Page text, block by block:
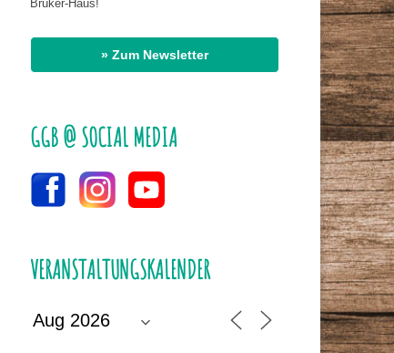
Bruker-Haus!
» Zum Newsletter
GGB @ SOCIAL MEDIA
VERANSTALTUNGSKALENDER